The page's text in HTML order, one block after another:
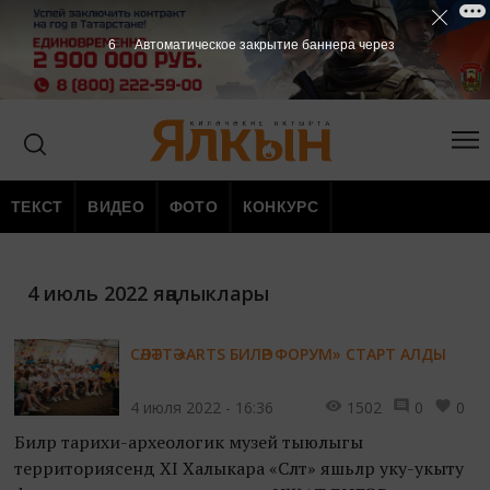
ТЕКСТ ВИДЕО ФОТО КОНКУРС
4 июль 2022 яңалыклары
СӘЛӘТТӘ «ARTS БИЛӘР ФОРУМ» СТАРТ АЛДЫ
4 июля 2022 - 16:36 1502 0 0
Биләр тарихи-археологик музей тыюлыгы
территориясендә XI Халыкара «Сәләт» яшьләр уку-укыту
5 Автоматическое закрытие баннера через